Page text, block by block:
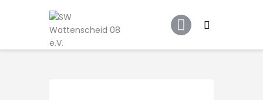
Home
Leitbild
Aktuelles